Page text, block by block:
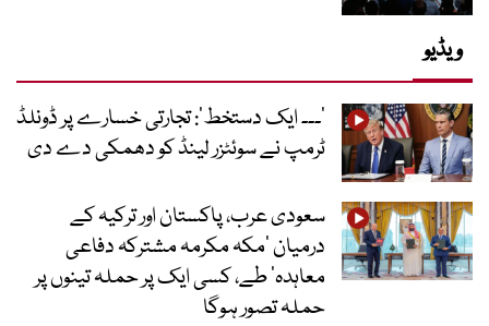
ویڈیو
’۔۔۔ ایک دستخط‘: تجارتی خسارے پر ڈونلڈ
ٹرمپ نے سوئٹزر لینڈ کو دھمکی دے دی
سعودی عرب، پاکستان اور ترکیہ کے
درمیان ’مکہ مکرمہ مشترکہ دفاعی
معاہدہ‘ طے، کسی ایک پر حملہ تینوں پر
حملہ تصور ہوگا